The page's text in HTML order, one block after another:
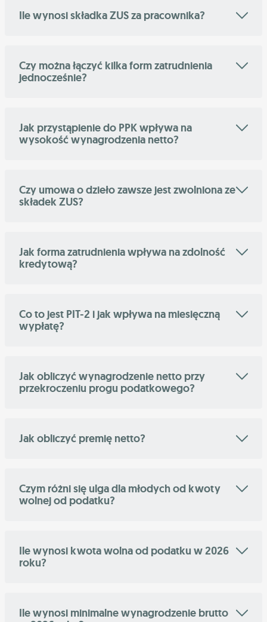
Ile wynosi składka ZUS za pracownika?
Czy można łączyć kilka form zatrudnienia
jednocześnie?
Jak przystąpienie do PPK wpływa na
wysokość wynagrodzenia netto?
Czy umowa o dzieło zawsze jest zwolniona ze
składek ZUS?
Jak forma zatrudnienia wpływa na zdolność
kredytową?
Co to jest PIT-2 i jak wpływa na miesięczną
wypłatę?
Jak obliczyć wynagrodzenie netto przy
przekroczeniu progu podatkowego?
Jak obliczyć premię netto?
Czym różni się ulga dla młodych od kwoty
wolnej od podatku?
Ile wynosi kwota wolna od podatku w 2026
roku?
Ile wynosi minimalne wynagrodzenie brutto